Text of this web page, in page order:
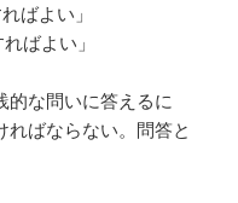
ばよい」
ばよい」
的な問いに答えるに
ばならない。問答と